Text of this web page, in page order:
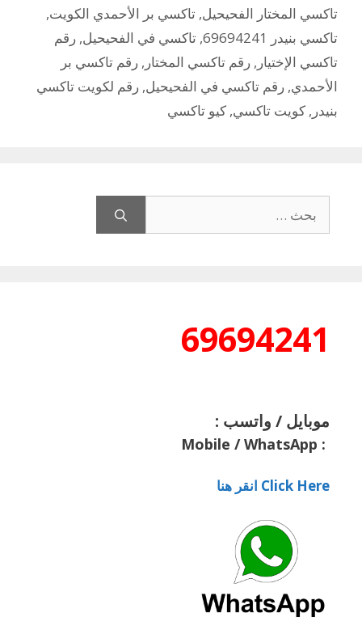
تاكسي المختار الفحيحيل, تاكسي بر الأحمدي الكويت,
تاكسي بنيدر 69694241
, تاكسي في الفحيحيل, رقم
تاكسي الإختيار , رقم تاكسي المختار , رقم تاكسي بر
الأحمدي, رقم تاكسي في الفحيحيل, رقم لكويت تاكسي
بنيدر , كويت تاكسي, كيو تاكسي
عن:
69694241
موبايل / واتسب :
:
Mobile / WhatsApp
Click Here انقر هنا